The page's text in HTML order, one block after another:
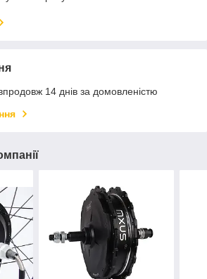
14 днів за домовленістю